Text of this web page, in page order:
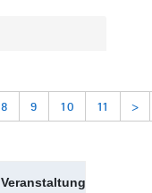
8 9 10 11 >
Veranstaltungskürzel